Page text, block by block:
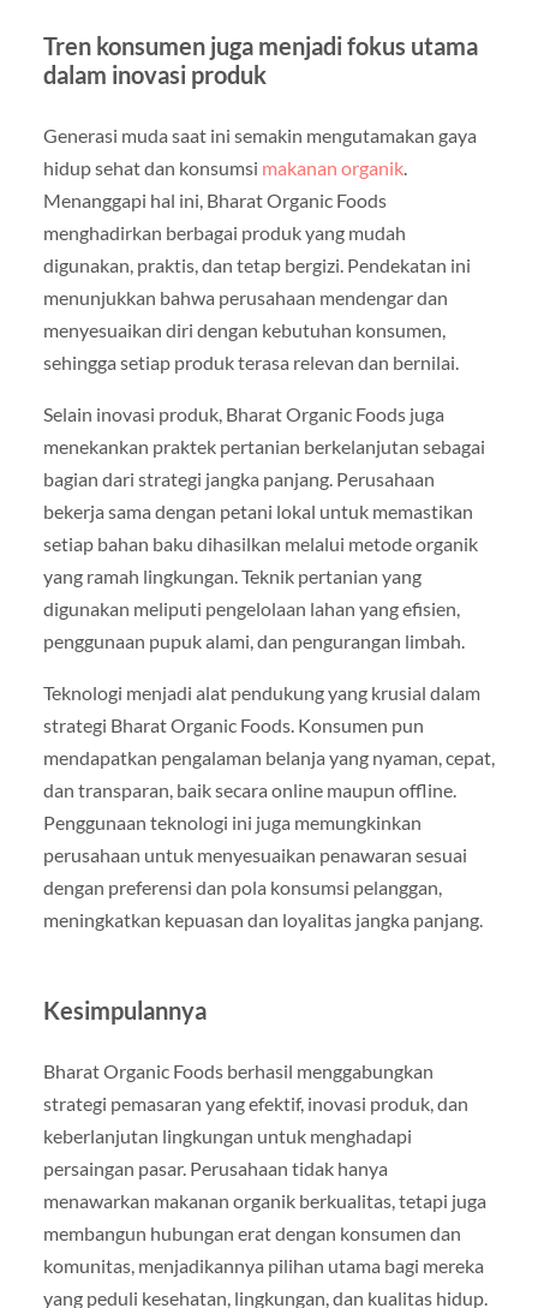
Tren konsumen juga menjadi fokus utama
dalam inovasi produk
Generasi muda saat ini semakin mengutamakan gaya
hidup sehat dan konsumsi makanan organik.
Menanggapi hal ini, Bharat Organic Foods
menghadirkan berbagai produk yang mudah
digunakan, praktis, dan tetap bergizi. Pendekatan ini
menunjukkan bahwa perusahaan mendengar dan
menyesuaikan diri dengan kebutuhan konsumen,
sehingga setiap produk terasa relevan dan bernilai.
Selain inovasi produk, Bharat Organic Foods juga
menekankan praktek pertanian berkelanjutan sebagai
bagian dari strategi jangka panjang. Perusahaan
bekerja sama dengan petani lokal untuk memastikan
setiap bahan baku dihasilkan melalui metode organik
yang ramah lingkungan. Teknik pertanian yang
digunakan meliputi pengelolaan lahan yang efisien,
penggunaan pupuk alami, dan pengurangan limbah.
Teknologi menjadi alat pendukung yang krusial dalam
strategi Bharat Organic Foods. Konsumen pun
mendapatkan pengalaman belanja yang nyaman, cepat,
dan transparan, baik secara online maupun offline.
Penggunaan teknologi ini juga memungkinkan
perusahaan untuk menyesuaikan penawaran sesuai
dengan preferensi dan pola konsumsi pelanggan,
meningkatkan kepuasan dan loyalitas jangka panjang.
Kesimpulannya
Bharat Organic Foods berhasil menggabungkan
strategi pemasaran yang efektif, inovasi produk, dan
keberlanjutan lingkungan untuk menghadapi
persaingan pasar. Perusahaan tidak hanya
menawarkan makanan organik berkualitas, tetapi juga
membangun hubungan erat dengan konsumen dan
komunitas, menjadikannya pilihan utama bagi mereka
yang peduli kesehatan, lingkungan, dan kualitas hidup.